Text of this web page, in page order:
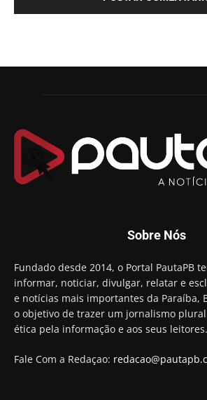
Sobre Nós
Fundado desde 2014, o Portal PautaPB
informar, noticiar, divulgar, relatar e
e notícias mais importantes da Paraíba,
o objetivo de trazer um jornalismo
ética pela informação e aos seus leitores.
Fale Com a Redaçao: